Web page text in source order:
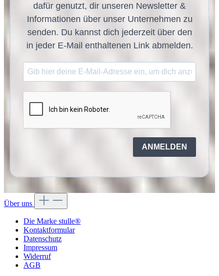
dafür genutzt, dir unseren Newsletter &
Informationen über unser Unternehmen zu
senden. Du kannst dich jederzeit über den
in jeder E-Mail enthaltenen Link abmelden.
ANMELDEN
Über uns
Die Marke stulle®
Kontaktformular
Datenschutz
Impressum
Widerruf
AGB